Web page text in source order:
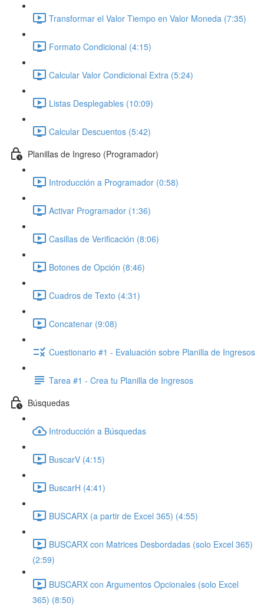
Transformar el Valor Tiempo en Valor Moneda (7:35)
Formato Condicional (4:15)
Calcular Valor Condicional Extra (5:24)
Listas Desplegables (10:09)
Calcular Descuentos (5:42)
Planillas de Ingreso (Programador)
Introducción a Programador (0:58)
Activar Programador (1:36)
Casillas de Verificación (8:06)
Botones de Opción (8:46)
Cuadros de Texto (4:31)
Concatenar (9:08)
Cuestionario #1 - Evaluación sobre Planilla de Ingresos
Tarea #1 - Crea tu Planilla de Ingresos
Búsquedas
Introducción a Búsquedas
BuscarV (4:15)
BuscarH (4:41)
BUSCARX (a partir de Excel 365) (4:55)
BUSCARX con Matrices Desbordadas (solo Excel 365)
(2:59)
BUSCARX con Argumentos Opcionales (solo Excel
365) (8:50)